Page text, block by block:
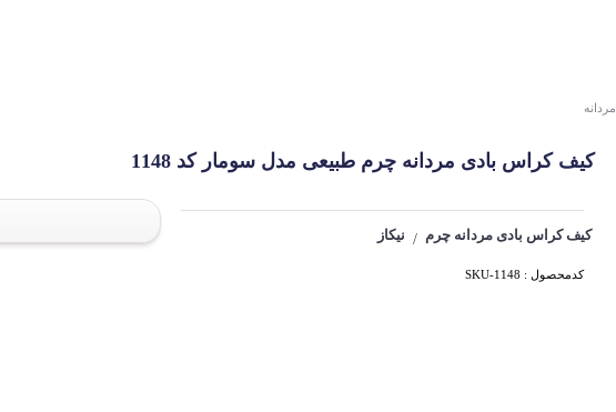
مردانه
کیف کراس بادی مردانه چرم طبیعی مدل سومار کد 1148
کیف کراس بادی مردانه چرم / نیکاز
کدمحصول : SKU-1148